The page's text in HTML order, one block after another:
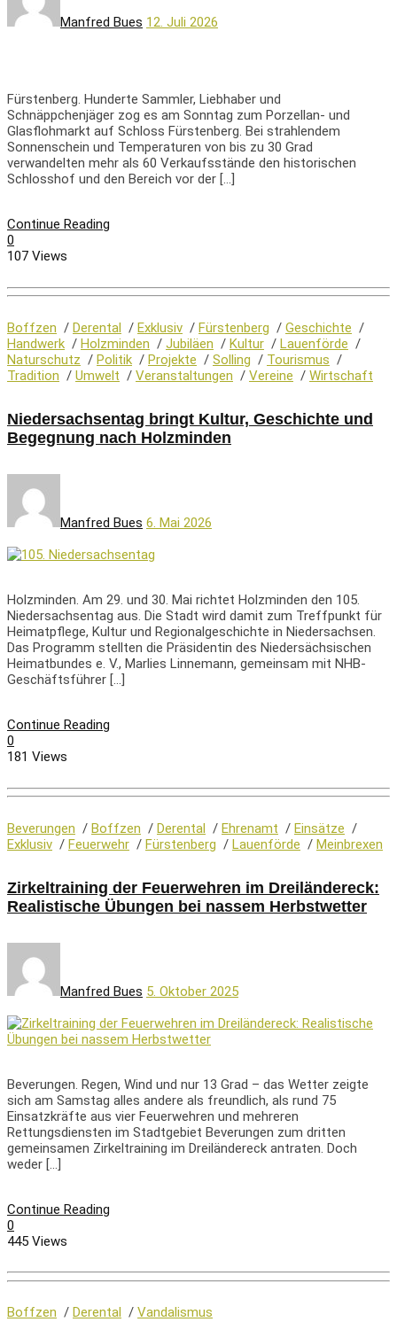
Manfred Bues 12. Juli 2026
Fürstenberg. Hunderte Sammler, Liebhaber und
Schnäppchenjäger zog es am Sonntag zum Porzellan- und
Glasflohmarkt auf Schloss Fürstenberg. Bei strahlendem
Sonnenschein und Temperaturen von bis zu 30 Grad
verwandelten mehr als 60 Verkaufsstände den historischen
Schlosshof und den Bereich vor der […]
Continue Reading
0
107 Views
Boffzen / Derental / Exklusiv / Fürstenberg / Geschichte /
Handwerk / Holzminden / Jubiläen / Kultur / Lauenförde /
Naturschutz / Politik / Projekte / Solling / Tourismus /
Tradition / Umwelt / Veranstaltungen / Vereine / Wirtschaft
Niedersachsentag bringt Kultur, Geschichte und
Begegnung nach Holzminden
Manfred Bues 6. Mai 2026
Holzminden. Am 29. und 30. Mai richtet Holzminden den 105.
Niedersachsentag aus. Die Stadt wird damit zum Treffpunkt für
Heimatpflege, Kultur und Regionalgeschichte in Niedersachsen.
Das Programm stellten die Präsidentin des Niedersächsischen
Heimatbundes e. V., Marlies Linnemann, gemeinsam mit NHB-
Geschäftsführer […]
Continue Reading
0
181 Views
Beverungen / Boffzen / Derental / Ehrenamt / Einsätze /
Exklusiv / Feuerwehr / Fürstenberg / Lauenförde / Meinbrexen
Zirkeltraining der Feuerwehren im Dreiländereck:
Realistische Übungen bei nassem Herbstwetter
Manfred Bues 5. Oktober 2025
Beverungen. Regen, Wind und nur 13 Grad – das Wetter zeigte
sich am Samstag alles andere als freundlich, als rund 75
Einsatzkräfte aus vier Feuerwehren und mehreren
Rettungsdiensten im Stadtgebiet Beverungen zum dritten
gemeinsamen Zirkeltraining im Dreiländereck antraten. Doch
weder […]
Continue Reading
0
445 Views
Boffzen / Derental / Vandalismus